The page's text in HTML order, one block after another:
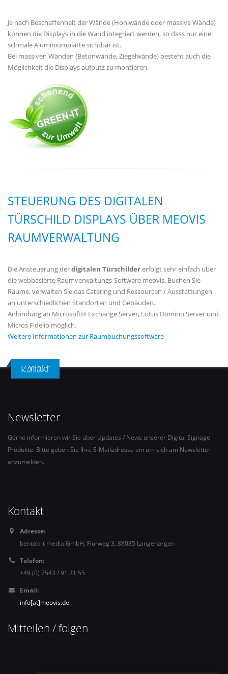
Je nach Beschaffenheit der Wände (Hohlwände oder massive Wände)
können die Displays in die Wand integriert werden, so dass nur eine
schmale Aluminiumplatte sichtbar ist.
Bei massiven Wänden (Betonwände, Ziegelwände) besteht auch die
Möglichkeit die Displays aufputz zu montieren.
STEUERUNG DES DIGITALEN
TÜRSCHILD DISPLAYS ÜBER MEOVIS
RAUMVERWALTUNG
Die Ansteuerung derdigitalen Türschildererfolgt sehr einfach über
die webbasierte Raumverwaltungs-Software meovis. Buchen Sie
Räume, verwalten Sie das Catering und Ressourcen / Ausstattungen
an unterschiedlichen Standorten und Gebäuden.
Anbindung an Microsoft® Exchange Server, Lotus Domino Server und
Micros Fidelio möglich.
Weitere Informationen zur Raumbuchungssoftware
Kontakt
Newsletter
Gerne informieren wir Sie über Updates / News unserer Digital Signage
Produkte. Bitte geben Sie Ihre E-Mailadresse ein um sich am Newsletter
anzumelden.
Kontakt
Adresse:
bentob it media GmbH, Flurweg 3, 88085 Langenargen
Telefon:
+49 (0) 7543 / 91 31 55
Email:
info[at]meovis.de
Mitteilen / folgen